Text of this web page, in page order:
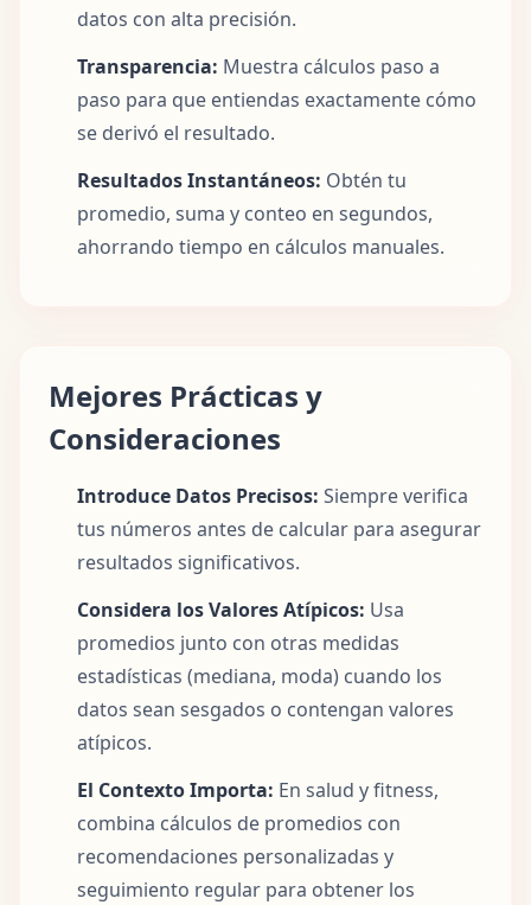
datos con alta precisión.
Transparencia: Muestra cálculos paso a
paso para que entiendas exactamente cómo
se derivó el resultado.
Resultados Instantáneos: Obtén tu
promedio, suma y conteo en segundos,
ahorrando tiempo en cálculos manuales.
Mejores Prácticas y
Consideraciones
Introduce Datos Precisos: Siempre verifica
tus números antes de calcular para asegurar
resultados significativos.
Considera los Valores Atípicos: Usa
promedios junto con otras medidas
estadísticas (mediana, moda) cuando los
datos sean sesgados o contengan valores
atípicos.
El Contexto Importa: En salud y fitness,
combina cálculos de promedios con
recomendaciones personalizadas y
seguimiento regular para obtener los